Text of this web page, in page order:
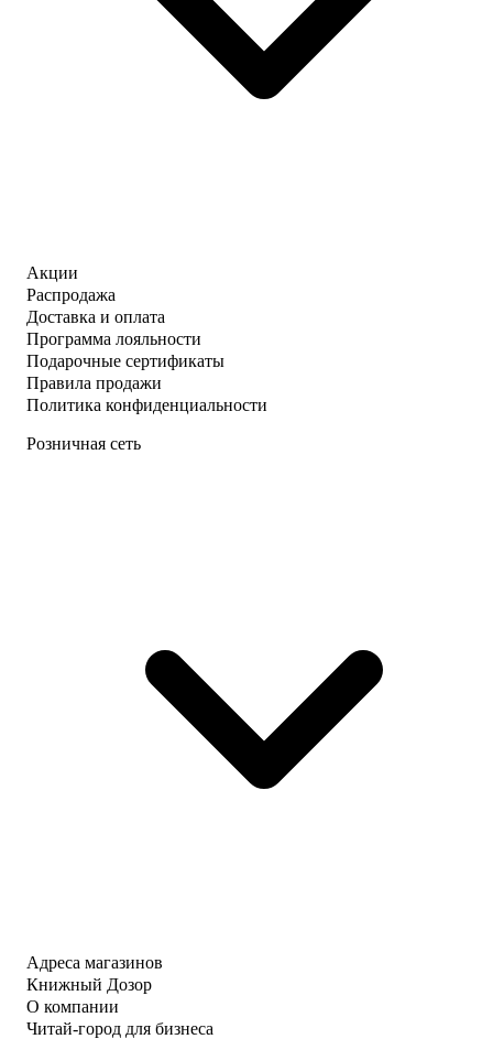
Акции
Распродажа
Доставка и оплата
Программа лояльности
Подарочные сертификаты
Правила продажи
Политика конфиденциальности
Розничная сеть
Адреса магазинов
Книжный Дозор
О компании
Читай-город для бизнеса